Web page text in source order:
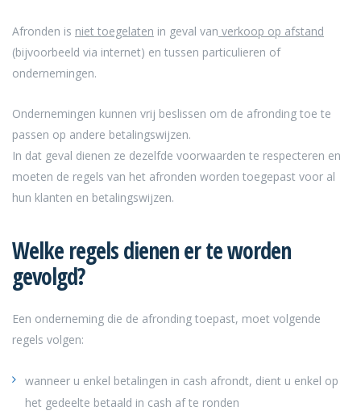
Afronden is niet toegelaten in geval van verkoop op afstand
(bijvoorbeeld via internet) en tussen particulieren of
ondernemingen.
Ondernemingen kunnen vrij beslissen om de afronding toe te
passen op andere betalingswijzen.
In dat geval dienen ze dezelfde voorwaarden te respecteren en
moeten de regels van het afronden worden toegepast voor al
hun klanten en betalingswijzen.
Welke regels dienen er te worden
gevolgd?
Een onderneming die de afronding toepast, moet volgende
regels volgen:
wanneer u enkel betalingen in cash afrondt, dient u enkel op
het gedeelte betaald in cash af te ronden